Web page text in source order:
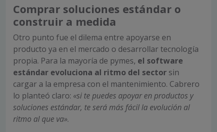
Comprar soluciones estándar o
construir a medida
Otro punto fue el dilema entre apoyarse en
producto ya en el mercado o desarrollar tecnología
propia. Para la mayoría de pymes, el software
estándar evoluciona al ritmo del sector sin
cargar a la empresa con el mantenimiento. Cabrero
lo planteó claro: «si te puedes apoyar en productos y
soluciones estándar, te será más fácil la evolución al
ritmo al que va».